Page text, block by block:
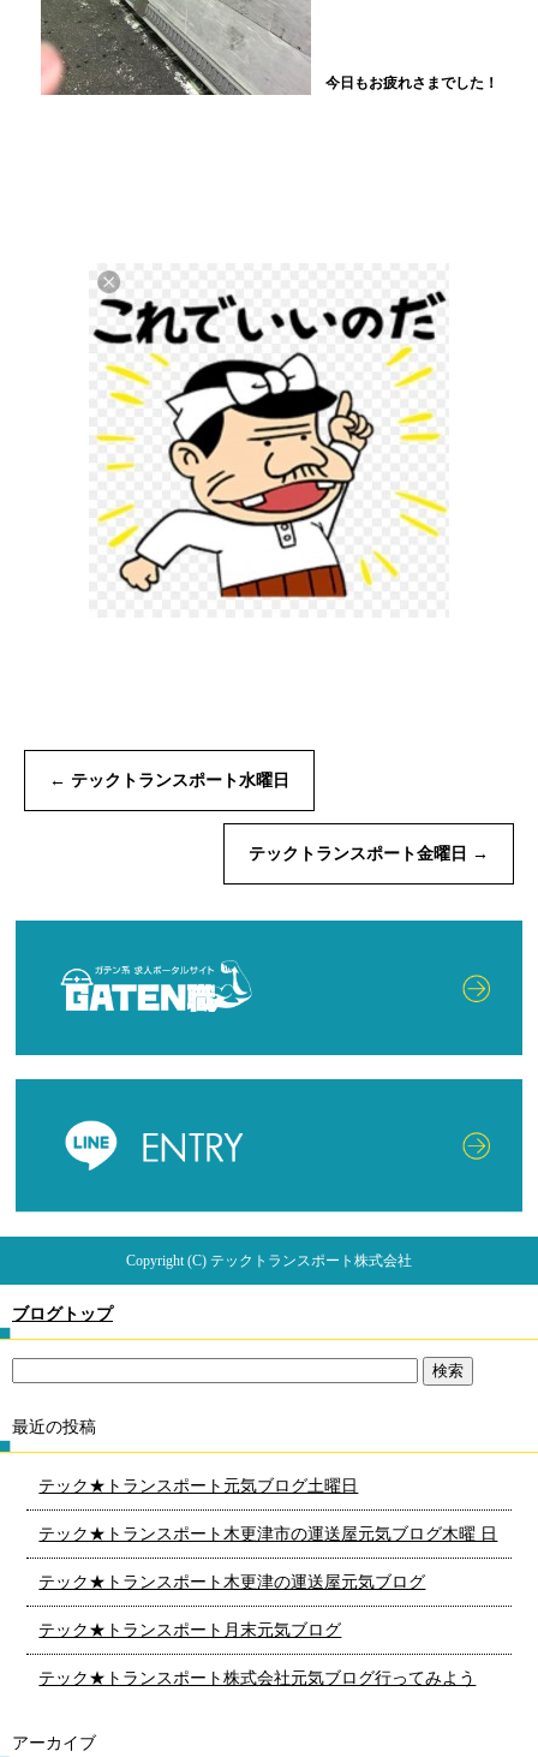
今日もお疲れさまでした！
← テックトランスポート水曜日
テックトランスポート金曜日 →
Copyright (C) テックトランスポート株式会社
ブログトップ
最近の投稿
テック★トランスポート元気ブログ土曜日
テック★トランスポート木更津市の運送屋元気ブログ木曜 日
テック★トランスポート木更津の運送屋元気ブログ
テック★トランスポート月末元気ブログ
テック★トランスポート株式会社元気ブログ行ってみよう
アーカイブ